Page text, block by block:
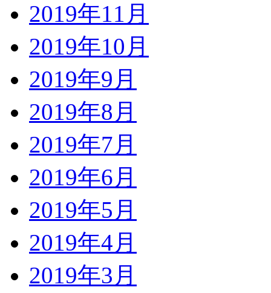
2019年11月
2019年10月
2019年9月
2019年8月
2019年7月
2019年6月
2019年5月
2019年4月
2019年3月